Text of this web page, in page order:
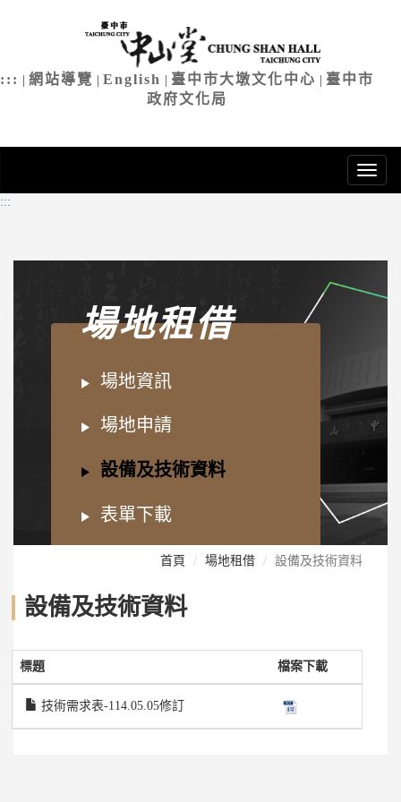
要
::: |網站導覽 |English 臺中市大墩文化中心
臺中市
政府文化局
:::
場地租借
場地資訊
場地申請
設備及技術資料
表單下載
首頁 場地租借 設備及技術資料
設備及技術資料
標題 檔案下載
技術需求表-114.05.05修訂